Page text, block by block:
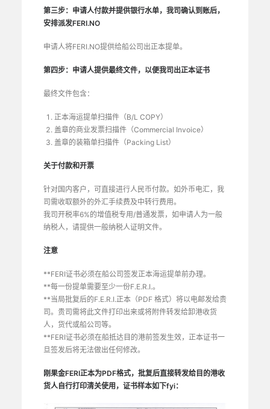
第三步：申请人付款并提供银行水单，我司确认到账后，
安排派发FERI.NO
申请人将FERI.NO提供给船公司出正本提单。
第四步：申请人提供最终文件，以便我司出正本证书
最终文件包含：
正本海运提单扫描件（B/L COPY）
盖章的商业发票扫描件（Commercial Invoice）
盖章的装箱单扫描件（Packing List）
关于付款和开票
针对国内客户，可直接进行人民币付款。如外币电汇，我
司需收取额外的外汇手续费及中转行费用。
我司开税率6%的增值税专用/普通发票，如申请人为一般
纳税人，请提供一般纳税人证明文件。
注意
**FERI证书必须在船公司签发正本海运提单前办理。
**每一份提单需要至少一份F.E.R.I.。
**当局批复后的F.E.R.I.正本（PDF 格式）将以电邮发给贵
司。贵司需将此文件打印出来或将附件转发给卸港收货
人，货代或船公司等。
**FERI证书必须在船抵达目的港前签发生效，正本证书一
旦签发后将无法做出任何修改。
刚果金FERI正本为PDF格式，批复后直接转发给目的港收
货人自行打印清关使用，证书样本如下fyi：